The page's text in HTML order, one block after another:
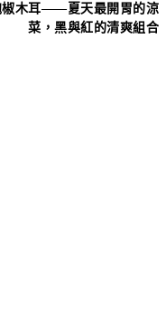
椒木耳——夏天最開胃的涼
菜，黑與紅的清爽組合